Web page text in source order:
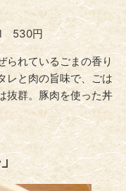
530円
られているごまの香り
レと肉の旨味で、ごは
抜群。豚肉を使った丼